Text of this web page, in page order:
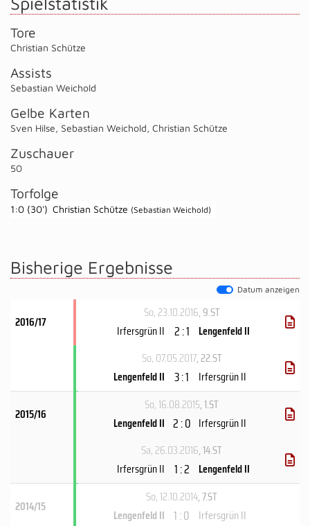
Tore
Christian Schütze
Assists
Sebastian Weichold
Gelbe Karten
Sven Hilse, Sebastian Weichold, Christian Schütze
Zuschauer
50
Torfolge
1:0 (30') Christian Schütze (Sebastian Weichold)
Bisherige Ergebnisse
Datum anzeigen
2016/17
So, 23.10.2016, 9.ST
Irfersgrün II 2 : 1 Lengenfeld II
So, 07.05.2017, 22.ST
Lengenfeld II 3 : 1 Irfersgrün II
2015/16
So, 16.08.2015, 1.ST
Lengenfeld II 2 : 0 Irfersgrün II
Sa, 26.03.2016, 14.ST
Irfersgrün II 1 : 2 Lengenfeld II
2014/15
So, 12.10.2014, 7.ST
Lengenfeld II 1 : 0 Irfersgrün II